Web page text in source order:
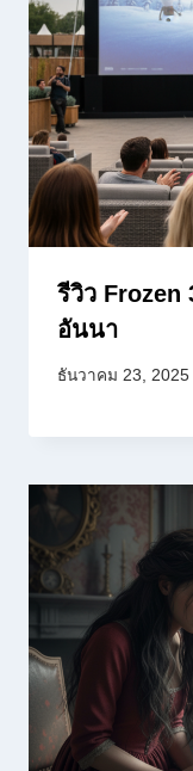
รีวิว Frozen
อันนา
ธันวาคม 23, 2025